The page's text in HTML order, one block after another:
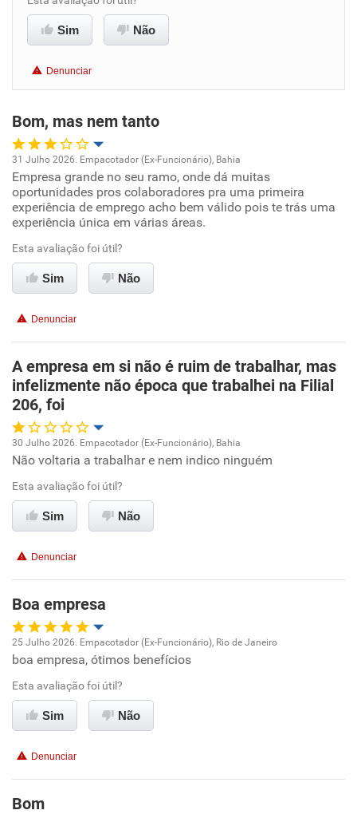
Conciliação com a vida familiar
Recomenda esta empresa
Recomenda a diretoria
Sim Não
Denunciar
Bom, mas nem tanto
Oportunidade de promoção
Ambiente de trabalho
Conciliação com a vida familiar
Benefícios
Recomenda a diretoria
31 Julho 2026. Empacotador (Ex-Funcionário), Bahia
Empresa grande no seu ramo, onde dá muitas
oportunidades pros colaboradores pra uma primeira
experiência de emprego acho bem válido pois te trás uma
experiência única em várias áreas.
Esta avaliação foi útil?
Sim Não
Denunciar
A empresa em si não é ruim de trabalhar, mas
infelizmente não época que trabalhei na Filial
206, foi
Oportunidade de promoção
Ambiente de trabalho
Benefícios
Não recomenda esta empresa
Não recomenda a diretoria
30 Julho 2026. Empacotador (Ex-Funcionário), Bahia
Não voltaria a trabalhar e nem indico ninguém
Esta avaliação foi útil?
Sim Não
Denunciar
Boa empresa
Oportunidade de promoção
Ambiente de trabalho
Benefícios
25 Julho 2026. Empacotador (Ex-Funcionário), Rio de Janeiro
boa empresa, ótimos benefícios
Esta avaliação foi útil?
Sim Não
Denunciar
Bom